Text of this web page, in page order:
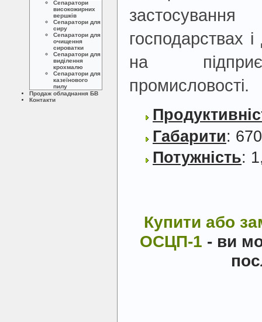
Сепаратори
високожирних
вершків
Сепаратори для
сиру
Сепаратори для
очищення
сироватки
Сепаратори для
виділення
крохмалю
Сепаратори для
казеїнового
пилу
Продаж обладнання БВ
Контакти
господарствах
на
промисловості.
Габарити:
Потужність:
Купити або
ОСЦП-1 - ви